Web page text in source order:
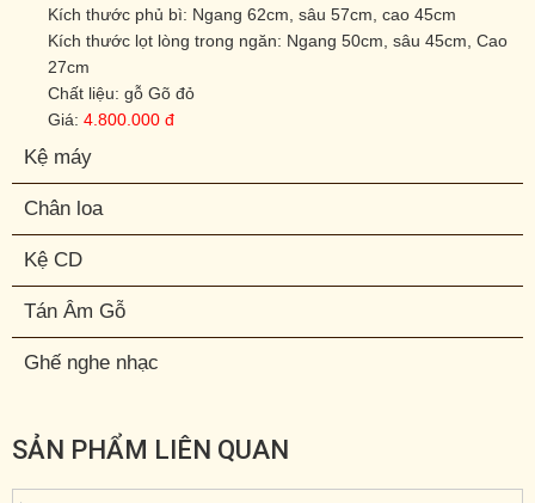
Kích thước phủ bì: Ngang 62cm, sâu 57cm, cao 45cm
Kích thước lọt lòng trong ngăn: Ngang 50cm, sâu 45cm, Cao
27cm
Chất liệu: gỗ Gõ đỏ
Giá: 4.800.000 đ
Kệ máy
Chân loa
Kệ CD
Tán Âm Gỗ
Ghế nghe nhạc
SẢN PHẨM LIÊN QUAN